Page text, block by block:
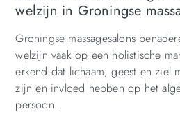
welzijn in Groningse
Groningse massagesalons
welzijn vaak op een holistische
erkend dat lichaam, geest en ziel
zijn en invloed hebben op het
persoon.